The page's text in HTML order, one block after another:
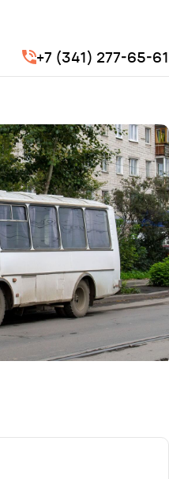
+7 (341) 277-65-61
ПАЗ 3205
водителем в